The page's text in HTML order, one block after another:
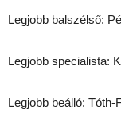
Legjobb balszélső:
Legjobb specialista:
Legjobb beálló: